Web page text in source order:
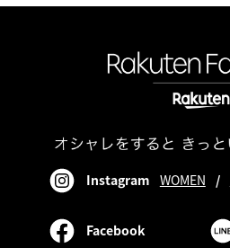
Instagram WOMEN /
Facebook